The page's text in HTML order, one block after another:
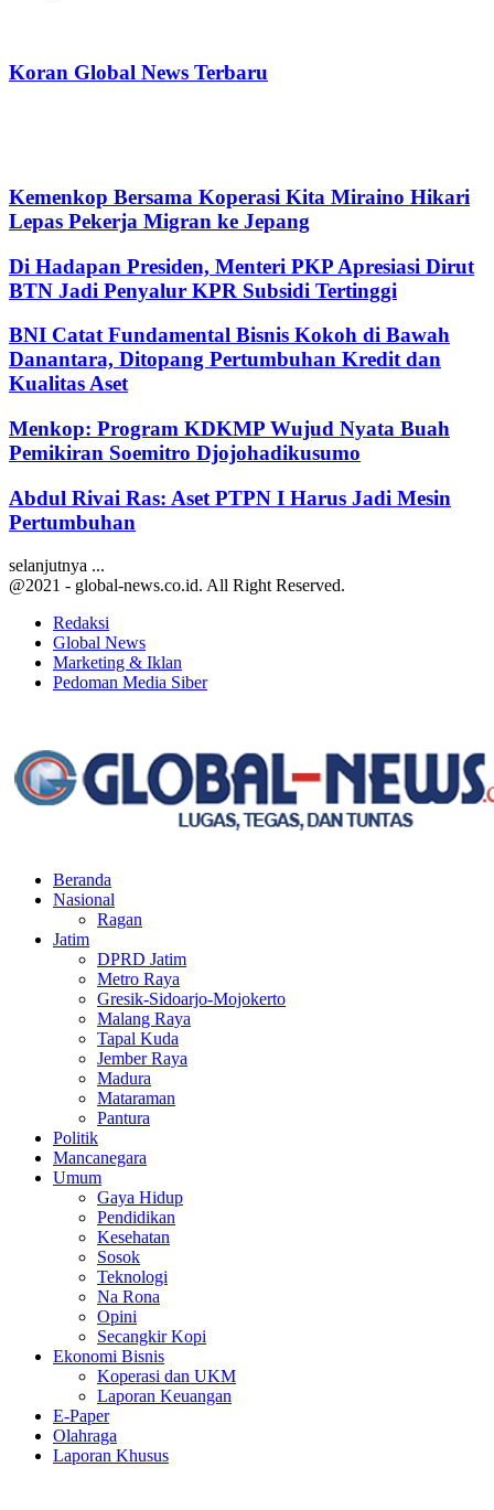
Koran Global News Terbaru
Kemenkop Bersama Koperasi Kita Miraino Hikari
Lepas Pekerja Migran ke Jepang
Di Hadapan Presiden, Menteri PKP Apresiasi Dirut
BTN Jadi Penyalur KPR Subsidi Tertinggi
BNI Catat Fundamental Bisnis Kokoh di Bawah
Danantara, Ditopang Pertumbuhan Kredit dan
Kualitas Aset
Menkop: Program KDKMP Wujud Nyata Buah
Pemikiran Soemitro Djojohadikusumo
Abdul Rivai Ras: Aset PTPN I Harus Jadi Mesin
Pertumbuhan
selanjutnya ...
@2021 - global-news.co.id. All Right Reserved.
Redaksi
Global News
Marketing & Iklan
Pedoman Media Siber
Beranda
Nasional
Ragan
Jatim
DPRD Jatim
Metro Raya
Gresik-Sidoarjo-Mojokerto
Malang Raya
Tapal Kuda
Jember Raya
Madura
Mataraman
Pantura
Politik
Mancanegara
Umum
Gaya Hidup
Pendidikan
Kesehatan
Sosok
Teknologi
Na Rona
Opini
Secangkir Kopi
Ekonomi Bisnis
Koperasi dan UKM
Laporan Keuangan
E-Paper
Olahraga
Laporan Khusus